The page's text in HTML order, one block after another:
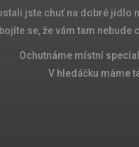
jste chuť na dobré jídlo
se, že vám tam nebude
Ochutnáme místní
V hledáčku máme